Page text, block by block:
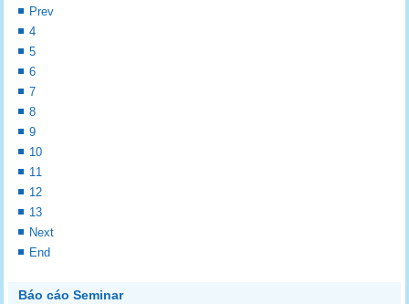
Prev
4
5
6
7
8
9
10
11
12
13
Next
End
Báo cáo Seminar